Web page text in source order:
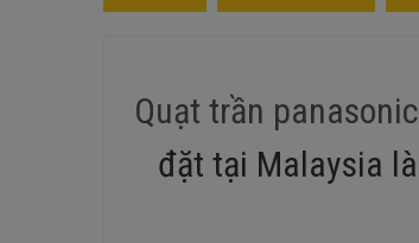
Quạt trần panasonic
đặt tại Malaysia